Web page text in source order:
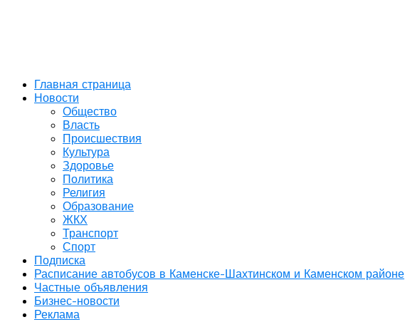
Главная страница
Новости
Общество
Власть
Происшествия
Культура
Здоровье
Политика
Религия
Образование
ЖКХ
Транспорт
Спорт
Подписка
Расписание автобусов в Каменске-Шахтинском и Каменском районе
Частные объявления
Бизнес-новости
Реклама